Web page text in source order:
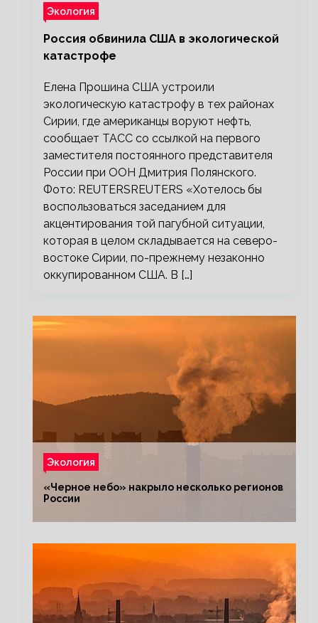
Экология
Россия обвинила США в экологической
катастрофе
Елена Прошина США устроили
экологическую катастрофу в тех районах
Сирии, где американцы воруют нефть,
сообщает ТАСС со ссылкой на первого
заместителя постоянного представителя
России при ООН Дмитрия Полянского.
Фото: REUTERSREUTERS «Хотелось бы
воспользоваться заседанием для
акцентирования той пагубной ситуации,
которая в целом складывается на северо-
востоке Сирии, по-прежнему незаконно
оккупированном США. В […]
Экология
«Черное небо» накрыло несколько регионов
России